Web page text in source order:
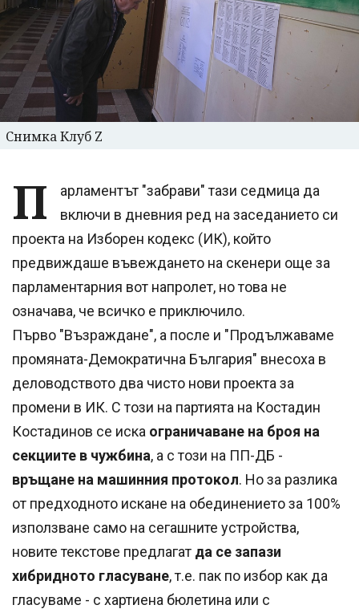
Снимка Клуб Z
П
арламентът "забрави" тази седмица да
включи в дневния ред на заседанието си
проекта на Изборен кодекс (ИК), който
предвиждаше въвеждането на скенери още за
парламентарния вот напролет, но това не
означава, че всичко е приключило.
Първо "Възраждане", а после и "Продължаваме
промяната-Демократична България" внесоха в
деловодството два чисто нови проекта за
промени в ИК. С този на партията на Костадин
Костадинов се иска ограничаване на броя на
секциите в чужбина, а с този на ПП-ДБ -
връщане на машинния протокол. Но за разлика
от предходното искане на обединението за 100%
използване само на сегашните устройства,
новите текстове предлагат да се запази
хибридното гласуване, т.е. пак по избор как да
гласуваме - с хартиена бюлетина или с